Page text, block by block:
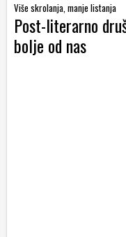
Više skrolanja, manje listanja
Post-literarno
bolje od nas